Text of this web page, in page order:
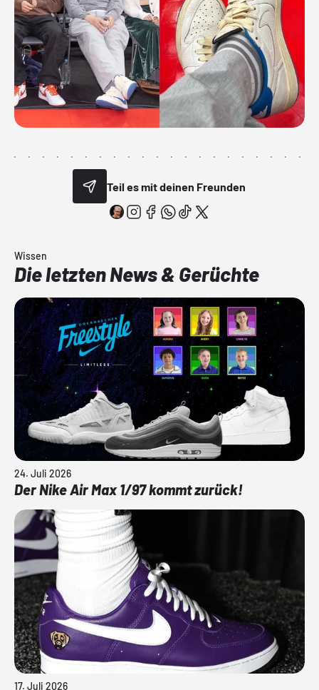
Teil es mit deinen Freunden
Wissen
Die letzten News & Gerüchte
24. Juli 2026
Der Nike Air Max 1/97 kommt zurück!
17. Juli 2026